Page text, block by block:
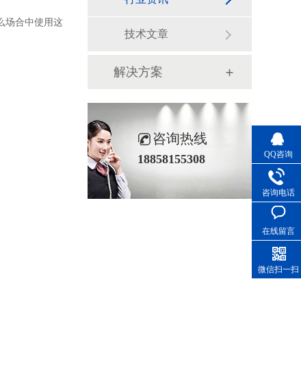
场合中使用这
技术文章
解决方案
咨询热线
18858155308 QQ咨询
咨询电话
在线留言
微信扫一扫